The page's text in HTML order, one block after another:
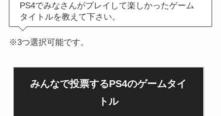
PS4でみなさんがプレイして楽しかったゲーム
タイトルを教えて下さい。
※3つ選択可能です。
みんなで投票するPS4のゲームタイ
トル